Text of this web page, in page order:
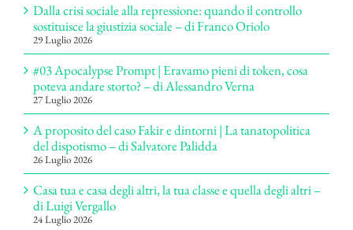
Dalla crisi sociale alla repressione: quando il controllo
sostituisce la giustizia sociale – di Franco Oriolo
29 Luglio 2026
#03 Apocalypse Prompt | Eravamo pieni di token, cosa
poteva andare storto? – di Alessandro Verna
27 Luglio 2026
A proposito del caso Fakir e dintorni | La tanatopolitica
del dispotismo – di Salvatore Palidda
26 Luglio 2026
Casa tua e casa degli altri, la tua classe e quella degli altri –
di Luigi Vergallo
24 Luglio 2026